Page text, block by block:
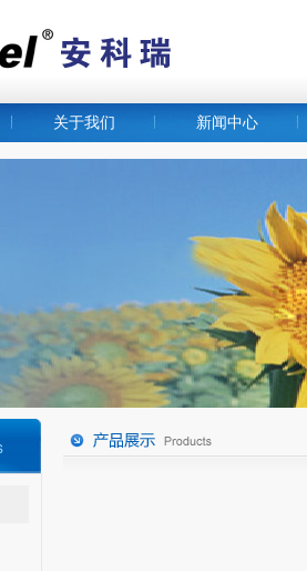
关于我们 新闻中心